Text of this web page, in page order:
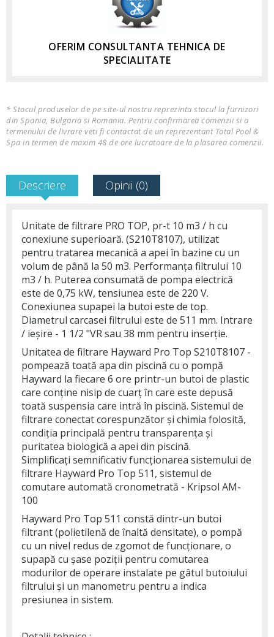
OFERIM CONSULTANTA TEHNICA DE
SPECIALITATE
* Stocul produselor de pe site-ul nostru reprezinta stocul la furnizori
din Spania, Bulgaria si Romania. Pentru confirmarea comenzii si a
termenului de livrare veti fi contactat de un reprezentant Total Pool &
Spa in termen de maxim 48 de ore lucratoare de la plasarea comenzii.
Descriere Opinii (0)
Unitate de filtrare PRO TOP, pr-t 10 m3 / h cu
conexiune superioară. (S210T8107), utilizat
pentru tratarea mecanică a apei în bazine cu un
volum de până la 50 m3. Performanța filtrului 10
m3 / h. Puterea consumată de pompa electrică
este de 0,75 kW, tensiunea este de 220 V.
Conexiunea supapei la butoi este de top.
Diametrul carcasei filtrului este de 511 mm. Intrare
/ ieșire - 1 1/2 "VR sau 38 mm pentru inserție.
Unitatea de filtrare Hayward Pro Top S210T8107 -
pompează toată apa din piscină cu o pompă
Hayward la fiecare 6 ore printr-un butoi de plastic
care conține nisip de cuarț în care este depusă
toată suspensia care intră în piscină. Sistemul de
filtrare conectat corespunzător și chimia folosită,
condiția principală pentru transparența și
puritatea biologică a apei din piscină.
Simplificați semnificativ funcționarea sistemului de
filtrare Hayward Pro Top 511, sistemul de
comutare automată cronometrată - Kripsol AM-
100
Hayward Pro Top 511 constă dintr-un butoi
filtrant (polietilenă de înaltă densitate), o pompă
cu un nivel redus de zgomot de funcționare, o
supapă cu șase poziții pentru comutarea
modurilor de operare instalate pe gâtul butoiului
filtrului și un manometru pentru a indica
presiunea in sistem.